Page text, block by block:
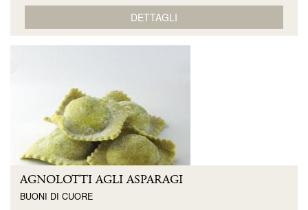
DETTAGLI
AGNOLOTTI AGLI ASPARAGI
BUONI DI CUORE